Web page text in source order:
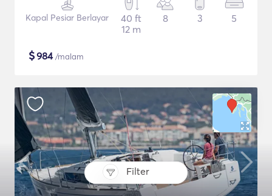
Filter
Kapal Pesiar Berlayar
40 ft
12 m
8 3 5
$984/malam